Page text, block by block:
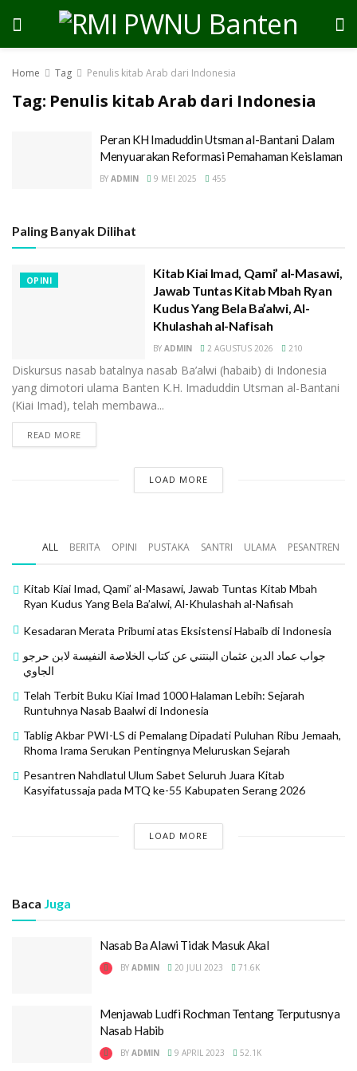
Home Tag Penulis kitab Arab dari Indonesia
Tag: Penulis kitab Arab dari Indonesia
Peran KH Imaduddin Utsman al-Bantani Dalam
Menyuarakan Reformasi Pemahaman Keislaman
BY ADMIN 9 MEI 2025 455
Paling Banyak Dilihat
OPINI
Kitab Kiai Imad, Qami’ al-Masawi,
Jawab Tuntas Kitab Mbah Ryan
Kudus Yang Bela Ba’alwi, Al-
Khulashah al-Nafisah
BY ADMIN 2 AGUSTUS 2026 210
Diskursus nasab batalnya nasab Ba’alwi (habaib) di Indonesia
yang dimotori ulama Banten K.H. Imaduddin Utsman al-Bantani
(Kiai Imad), telah membawa...
READ MORE
LOAD MORE
ALL BERITA OPINI PUSTAKA SANTRI ULAMA PESANTREN
Kitab Kiai Imad, Qami’ al-Masawi, Jawab Tuntas Kitab Mbah
Ryan Kudus Yang Bela Ba’alwi, Al-Khulashah al-Nafisah
Kesadaran Merata Pribumi atas Eksistensi Habaib di Indonesia
جواب عماد الدين عثمان البنتني عن كتاب الخلاصة النفيسة لابن حرجو
الجاوي
Telah Terbit Buku Kiai Imad 1000 Halaman Lebih: Sejarah
Runtuhnya Nasab Baalwi di Indonesia
Tablig Akbar PWI-LS di Pemalang Dipadati Puluhan Ribu Jemaah,
Rhoma Irama Serukan Pentingnya Meluruskan Sejarah
Pesantren Nahdlatul Ulum Sabet Seluruh Juara Kitab
Kasyifatussaja pada MTQ ke-55 Kabupaten Serang 2026
LOAD MORE
Baca Juga
Nasab Ba Alawi Tidak Masuk Akal
BY ADMIN 20 JULI 2023 71.6K
Menjawab Ludfi Rochman Tentang Terputusnya
Nasab Habib
BY ADMIN 9 APRIL 2023 52.1K